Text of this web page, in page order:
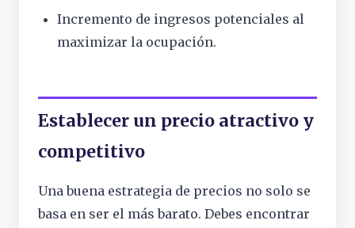
Incremento de ingresos potenciales al
maximizar la ocupación.
Establecer un precio atractivo y
competitivo
Una buena estrategia de precios no solo se
basa en ser el más barato. Debes encontrar